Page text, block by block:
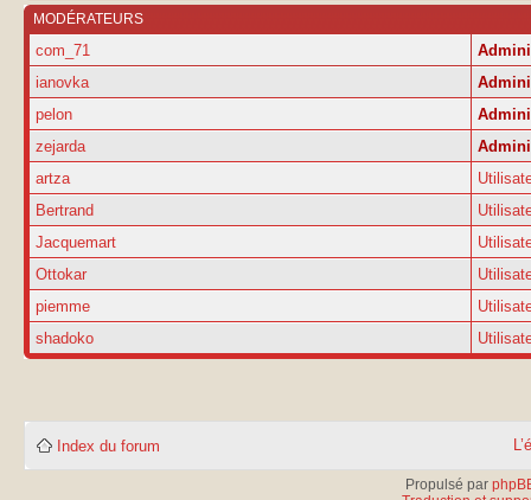
MODÉRATEURS
com_71
ianovka
pelon
zejarda
artza
Bertrand
Jacquemart
Ottokar
piemme
shadoko
Index du forum
Propulsé par